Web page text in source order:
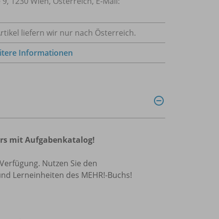
liefern wir nur nach Österreich.
Informationen
mit Aufgabenkatalog!
Nutzen Sie den
Lerneinheiten des MEHR!-Buchs!